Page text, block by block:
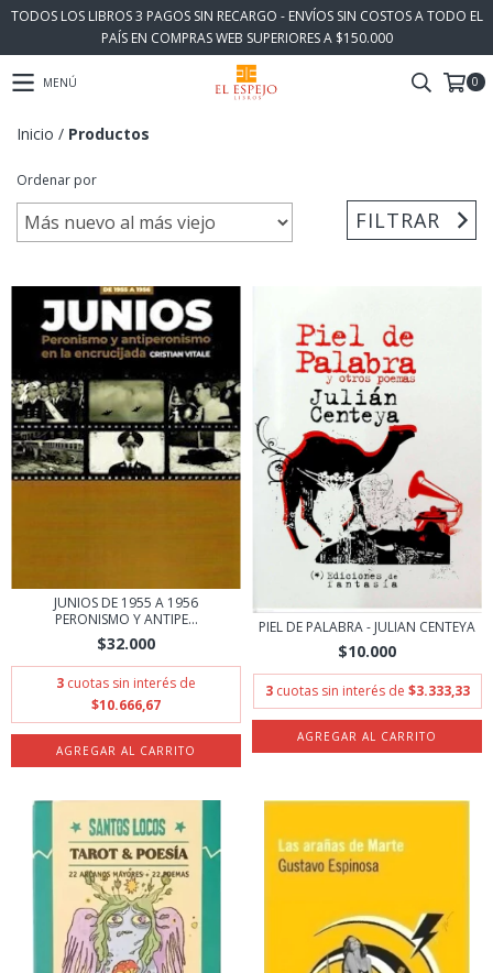
TODOS LOS LIBROS 3 PAGOS SIN RECARGO - ENVÍOS SIN COSTOS A TODO EL
PAÍS EN COMPRAS WEB SUPERIORES A $150.000
MENÚ 0
Inicio / Productos
Ordenar por
FILTRAR
JUNIOS DE 1955 A 1956
PERONISMO Y ANTIPE...
$32.000
3 cuotas sin interés de
$10.666,67
PIEL DE PALABRA - JULIAN CENTEYA
$10.000
3 cuotas sin interés de $3.333,33